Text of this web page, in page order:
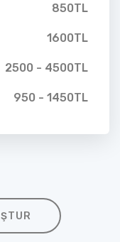
850TL
1600TL
2500 - 4500TL
950 - 1450TL